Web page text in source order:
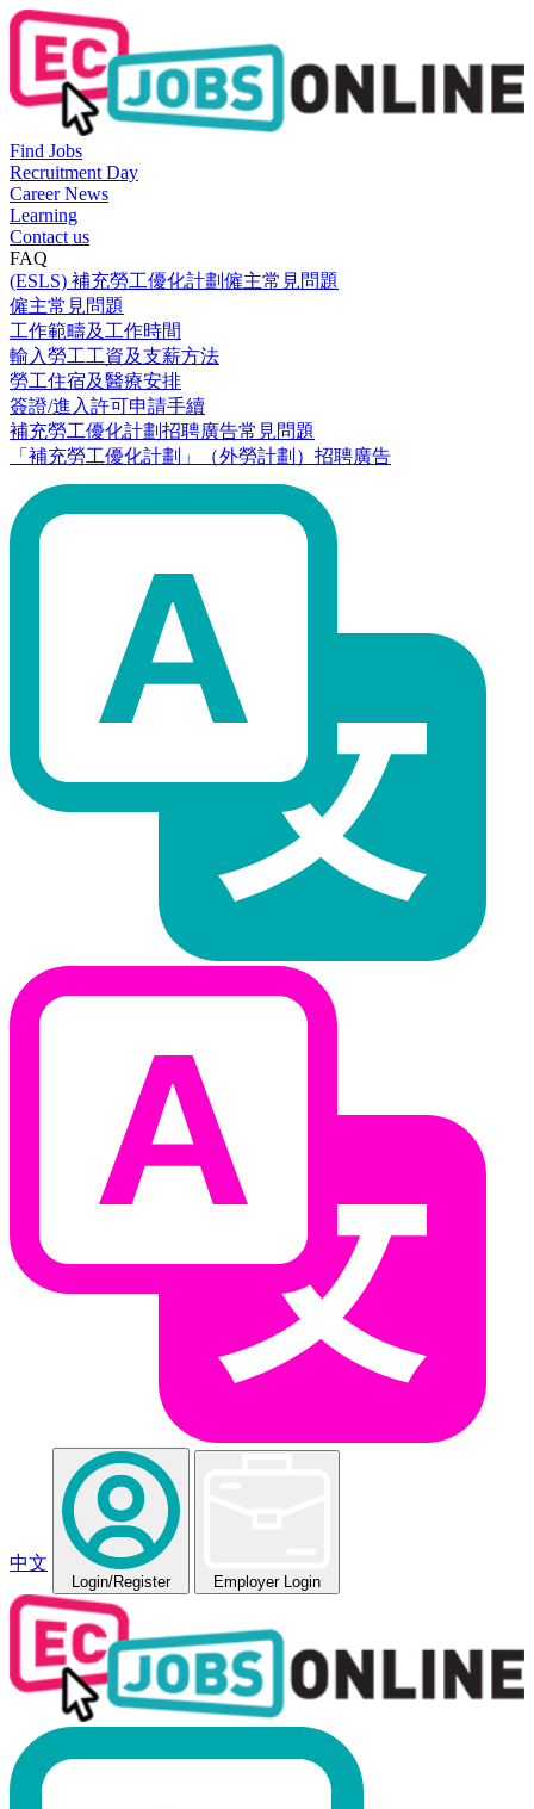
Find Jobs
Recruitment Day
Career News
Learning
Contact us
FAQ
(ESLS) 補充勞工優化計劃僱主常見問題
僱主常見問題
工作範疇及工作時間
輸入勞工工資及支薪方法
勞工住宿及醫療安排
簽證/進入許可申請手續
補充勞工優化計劃招聘廣告常見問題
「補充勞工優化計劃」（外勞計劃）招聘廣告
中文
Login/Register Employer Login